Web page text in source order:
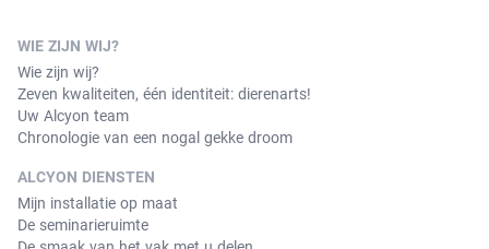
WIE ZIJN WIJ?
Wie zijn wij?
Zeven kwaliteiten, één identiteit: dierenarts!
Uw Alcyon team
Chronologie van een nogal gekke droom
ALCYON DIENSTEN
Mijn installatie op maat
De seminarieruimte